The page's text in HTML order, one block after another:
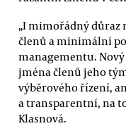
„I mimořádný důraz
členů a minimální
managementu.
jména členů jeho
výběrového řízení,
a transparentní, na
Klasnová.